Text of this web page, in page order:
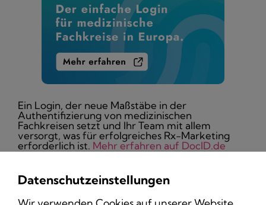
Ein Login, der neue Maßstäbe in der
Authentifizierung von medizinischen
Fachkreisen setzt und Ihr Team mit allem
versorgt, was für erfolgreiches Rx-Marketing
erforderlich ist. Mehr erfahren auf DocID.de
Datenschutzeinstellungen